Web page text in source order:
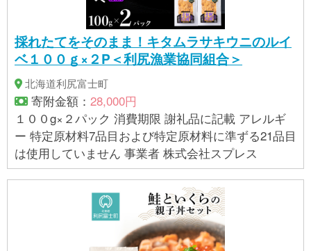
採れたてをそのまま！キタムラサキウニのルイ
ベ１００ｇ×２P＜利尻漁業協同組合＞
北海道利尻富士町
寄附金額： 28,000円
１００g×２パック 消費期限 謝礼品に記載 アレルギ
ー 特定原材料7品目および特定原材料に準ずる21品目
は使用していません 事業者 株式会社スプレス